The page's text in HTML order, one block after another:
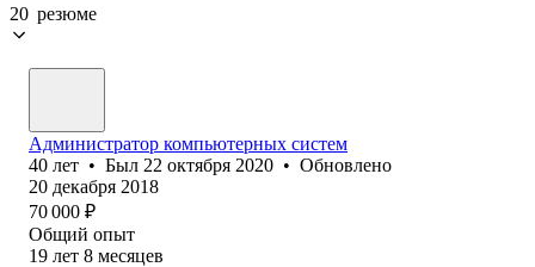
20 резюме
Администратор компьютерных систем
40 лет • Был 22 октября 2020 • Обновлено
20 декабря 2018
70 000 ₽
Общий опыт
19 лет 8 месяцев